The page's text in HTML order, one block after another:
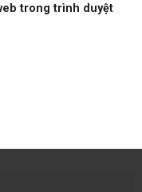
trong trình duyệt